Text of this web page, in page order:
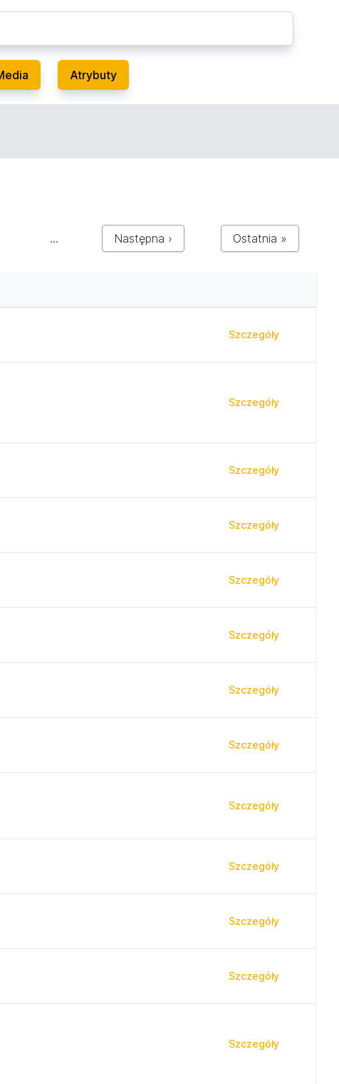
Atrybuty
… Następna › Ostatnia »
Szczegóły
Szczegóły
Szczegóły
Szczegóły
Szczegóły
Szczegóły
Szczegóły
Szczegóły
Szczegóły
Szczegóły
Szczegóły
Szczegóły
Szczegóły